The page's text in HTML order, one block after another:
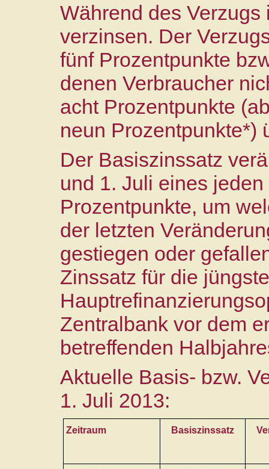
Während des
verzinsen. Der
fünf Prozentpunkte
denen Verbraucher
acht Prozentpunkte
neun Prozentpunkte*)
Der Basiszinssatz
und 1. Juli eines
Prozentpunkte, um
der letzten
gestiegen oder
Zinssatz für die jüngste
Zentralbank vor dem
betreffenden
Aktuelle Basis- bzw.
1. Juli 2013:
Zeitraum Basiszinssatz